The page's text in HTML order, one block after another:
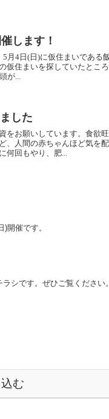
します！
月4日(日)に仮住まいである
仮住まいを探していたとこ
が...
した
をお願いしています。食欲
、人間の赤ちゃんほど気を
何回もやり、肥...
開催です。
シです。ぜひご覧ください。
む